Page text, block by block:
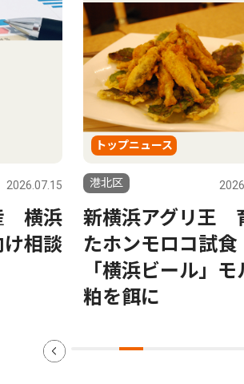
2026.07.15
横浜
相談
トップニュース
港北区
新横浜アグリ王
たホンモロコ試食
「横浜ビール」モ
粕を餌に